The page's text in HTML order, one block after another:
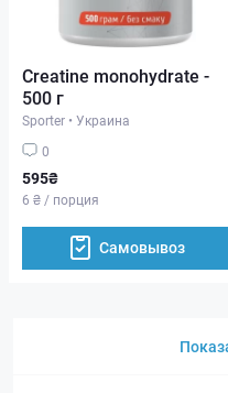
Creatine monohydrate -
500 г
Sporter • Украина
0
595₴
6 ₴ / порция
Самовывоз